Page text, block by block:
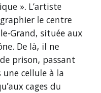
». L’artiste
le centre
Grand, située aux
De là, il ne
prison, passant
cellule à la
cages du